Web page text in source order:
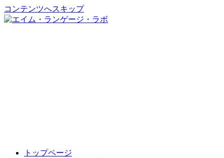
コンテンツへスキップ
トップページ